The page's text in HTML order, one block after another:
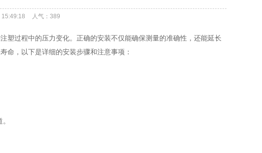
人气： 389
塑过程中的压力变化。正确的安装不仅能确保测量的准确性，还能延长
命，以下是详细的安装步骤和注意事项：